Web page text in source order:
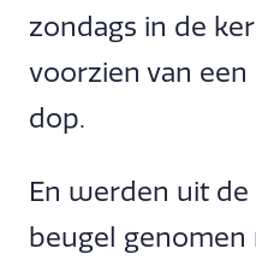
zondags in de
voorzien van
dop.
En werden uit
beugel genomen